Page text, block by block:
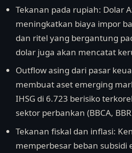
Tekanan pada rupiah: Dolar
meningkatkan biaya impor
dan ritel yang bergantung
dolar juga akan mencatat
Outflow asing dari pasar
membuat aset emerging
IHSG di 6.723 berisiko
sektor perbankan (BBCA,
Tekanan fiskal dan inflasi:
memperbesar beban subsidi